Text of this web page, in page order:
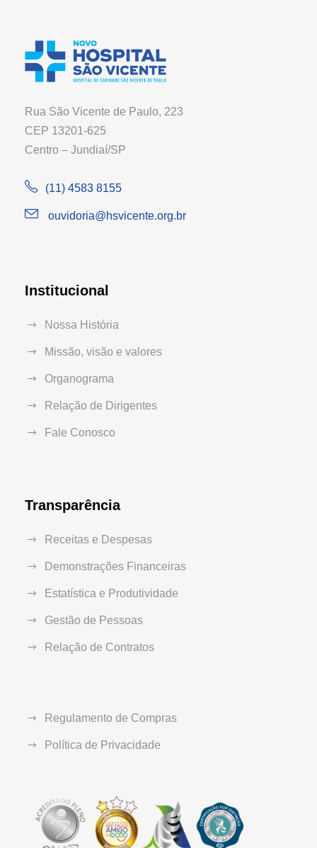
Rua São Vicente de Paulo, 223
CEP 13201-625
Centro – Jundiaí/SP
(11) 4583 8155
ouvidoria@hsvicente.org.br
Institucional
Nossa História
Missão, visão e valores
Organograma
Relação de Dirigentes
Fale Conosco
Transparência
Receitas e Despesas
Demonstrações Financeiras
Estatística e Produtividade
Gestão de Pessoas
Relação de Contratos
Regulamento de Compras
Política de Privacidade